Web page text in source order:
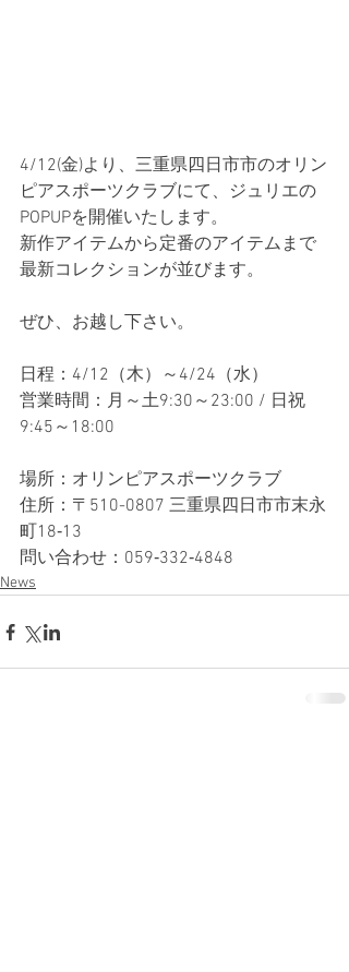
4/12(金)より、三重県四日市市のオリン
ピアスポーツクラブにて、ジュリエの
POPUPを開催いたします。
新作アイテムから定番のアイテムまで
最新コレクションが並びます。
ぜひ、お越し下さい。
日程：4/12（木）～4/24（水）
営業時間：月～土9:30～23:00 / 日祝
9:45～18:00
場所：オリンピアスポーツクラブ
住所：〒510-0807 三重県四日市市末永
町18‐13
問い合わせ：059‐332‐4848
News